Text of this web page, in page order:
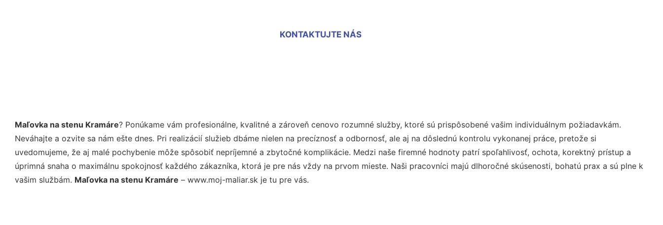
KONTAKTUJTE NÁS
Maľovka na stenu Kramáre? Ponúkame vám profesionálne, kvalitné a zároveň cenovo rozumné služby, ktoré sú prispôsobené vašim individuálnym požiadavkám.
Neváhajte a ozvite sa nám ešte dnes. Pri realizácií služieb dbáme nielen na precíznosť a odbornosť, ale aj na dôslednú kontrolu vykonanej práce, pretože si
uvedomujeme, že aj malé pochybenie môže spôsobiť nepríjemné a zbytočné komplikácie. Medzi naše firemné hodnoty patrí spoľahlivosť, ochota, korektný prístup a
úprimná snaha o maximálnu spokojnosť každého zákazníka, ktorá je pre nás vždy na prvom mieste. Naši pracovníci majú dlhoročné skúsenosti, bohatú prax a sú plne k
vašim službám. Maľovka na stenu Kramáre – www.moj-maliar.sk je tu pre vás.